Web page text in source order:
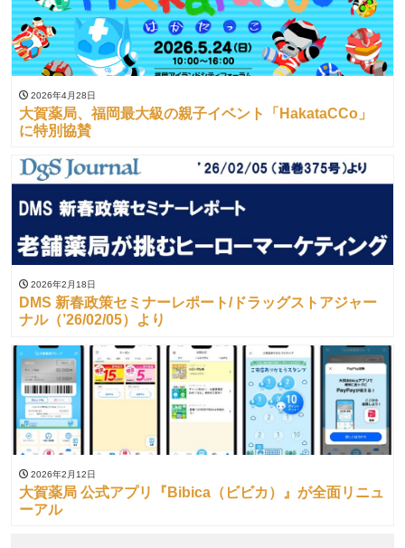
2026年4月28日
大賀薬局、福岡最大級の親子イベント「HakataCCo」
に特別協賛
2026年2月18日
DMS 新春政策セミナーレポート/ドラッグストアジャー
ナル（’26/02/05）より
2026年2月12日
大賀薬局 公式アプリ『Bibica（ビビカ）』が全面リニュ
ーアル